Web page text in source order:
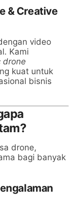
& Creative
video
Kami
drone
kuat untuk
bisnis
drone,
bagi banyak